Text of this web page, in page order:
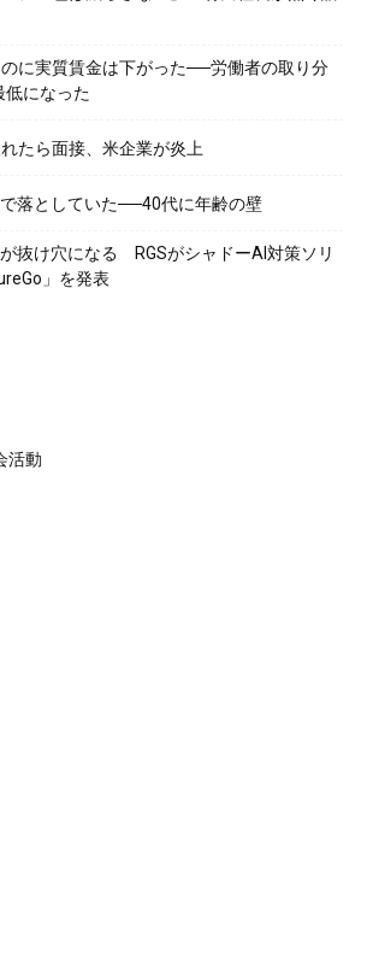
に実質賃金は下がった──労働者の取り分
低になった
たら面接、米企業が炎上
落としていた──40代に年齢の壁
抜け穴になる RGSがシャドーAI対策ソリ
」を発表
活動